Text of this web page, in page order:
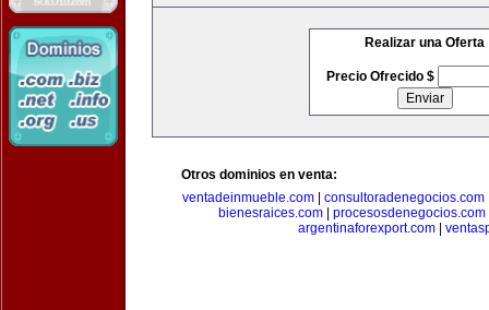
Realizar una Oferta
Precio Ofrecido $
Otros dominios en venta:
ventadeinmueble.com| consultoradenegocios.com
bienesraices.com
procesosdenegocios.com
argentinaforexport.com|